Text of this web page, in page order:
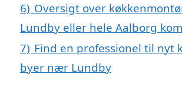
6) Oversigt over
Lundby eller hele Aalborg
7) Find en professionel til nyt
byer nær Lundby